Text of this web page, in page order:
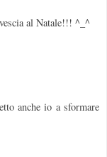
al Natale!!! ^_^
anche io a sformare